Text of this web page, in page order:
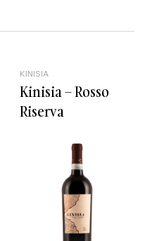
KINISIA
Kinisia – Rosso
Riserva